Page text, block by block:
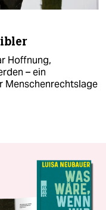
Hoffnung,
– ein
Menschenrechtslage